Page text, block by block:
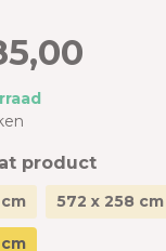
product
572 x 258 cm